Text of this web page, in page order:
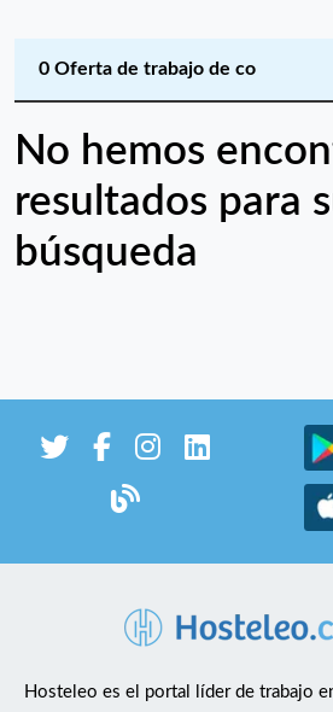
0 Oferta de trabajo de co
No hemos
resultados para
búsqueda
Hosteleo es el portal líder de trabajo